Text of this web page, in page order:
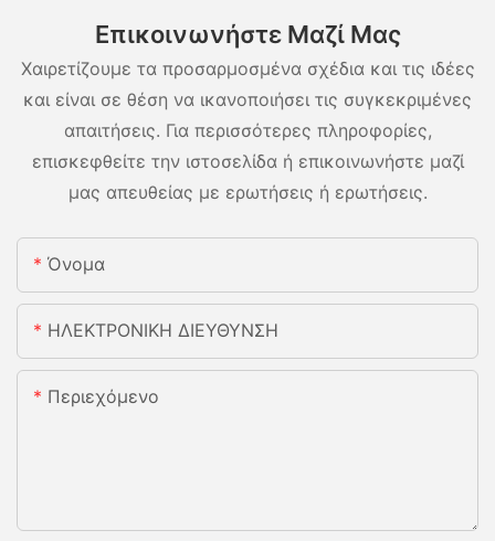
Επικοινωνήστε Μαζί Μας
Χαιρετίζουμε τα προσαρμοσμένα σχέδια και τις ιδέες
και είναι σε θέση να ικανοποιήσει τις συγκεκριμένες
απαιτήσεις. Για περισσότερες πληροφορίες,
επισκεφθείτε την ιστοσελίδα ή επικοινωνήστε μαζί
μας απευθείας με ερωτήσεις ή ερωτήσεις.
Όνομα
ΗΛΕΚΤΡΟΝΙΚΗ ΔΙΕΥΘΥΝΣΗ
Περιεχόμενο